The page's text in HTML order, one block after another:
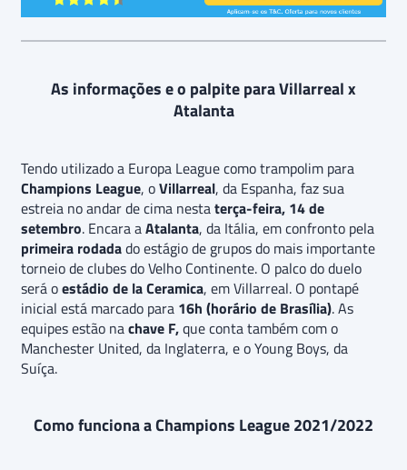
As informações e o palpite para Villarreal x
Atalanta
Tendo utilizado a Europa League como trampolim para
Champions League, oVillarreal, da Espanha, faz sua
estreia no andar de cima nestaterça-feira, 14 de
setembro. Encara aAtalanta, da Itália, em confronto pela
primeira rodadado estágio de grupos do mais importante
torneio de clubes do Velho Continente. O palco do duelo
será oestádio de la Ceramica, em Villarreal. O pontapé
inicial está marcado para 16h (horário de Brasília). As
equipes estão nachave F,que conta também com o
Manchester United, da Inglaterra, e o Young Boys, da
Suíça.
Como funciona a Champions League 2021/2022